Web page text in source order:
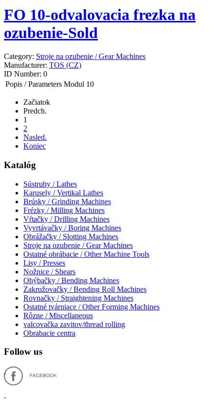
FO 10-odvalovacia frezka na
ozubenie-Sold
Category: Stroje na ozubenie / Gear Machines
Manufacturer: TOS (CZ)
ID Number: 0
Popis / Parameters Modul 10
Začiatok
Predch.
1
2
Nasled.
Koniec
Katalóg
Sústruhy / Lathes
Karusely / Vertikal Lathes
Brúsky / Grinding Machines
Frézky / Milling Machines
Vŕtačky / Drilling Machines
Vyvrtávačky / Boring Machines
Obrážačky / Slotting Machines
Stroje na ozubenie / Gear Machines
Ostatné obrábacie / Other Machine Tools
Lisy / Presses
Nožnice / Shears
Ohýbačky / Bending Machines
Zakružovačky / Bending Roll Machines
Rovnačky / Straightening Machines
Ostatné tvárniace / Other Forming Machines
Rôzne / Miscellaneous
valcovačka zavitov/thread rolling
Obrabacie centra
Follow us